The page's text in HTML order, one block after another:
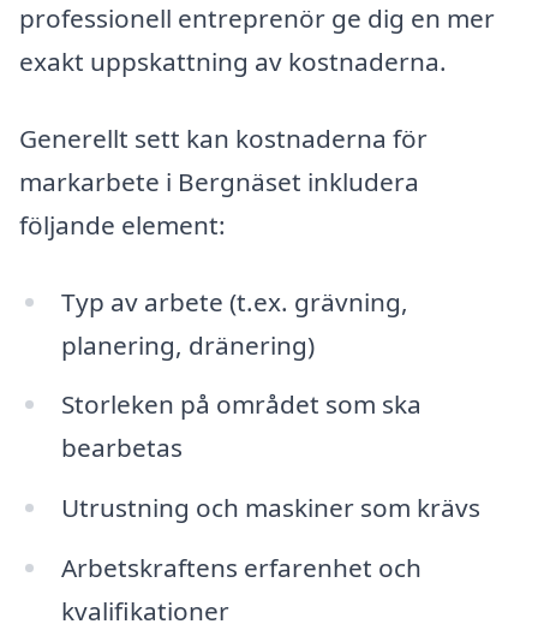
professionell entreprenör ge dig en mer
exakt uppskattning av kostnaderna.
Generellt sett kan kostnaderna för
markarbete i Bergnäset inkludera
följande element:
Typ av arbete (t.ex. grävning,
planering, dränering)
Storleken på området som ska
bearbetas
Utrustning och maskiner som krävs
Arbetskraftens erfarenhet och
kvalifikationer